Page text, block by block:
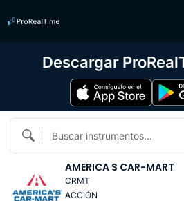
Buscar instrumentos...
AMERICA S CAR-MART
CRMT
ACCIÓN
Descargar